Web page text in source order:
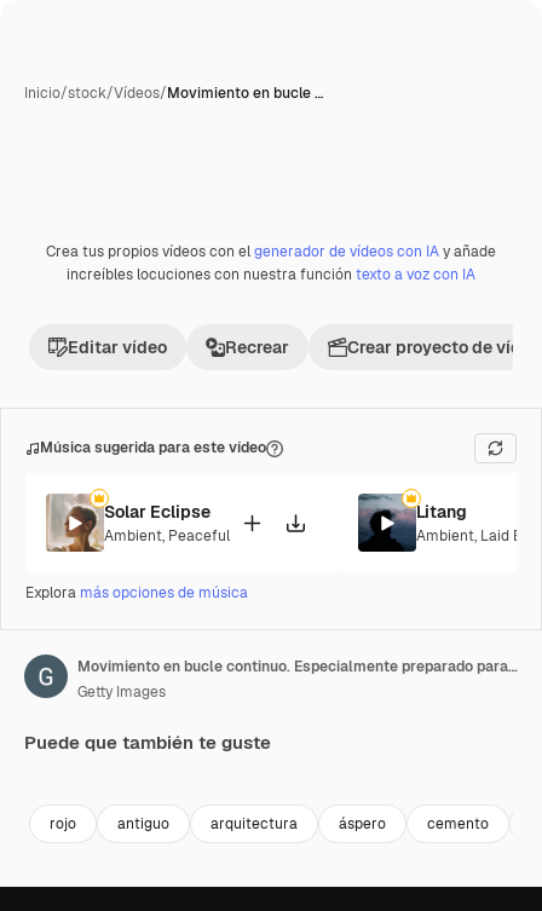
Inicio/stock/Vídeos/Movimiento en bucle …
Premium
Crea tus propios vídeos con elgenerador de vídeos con IAy añade
increíbles locuciones con nuestra función texto a voz con IA
Editar vídeo Recrear Crear proyecto de vídeo
Música sugerida para este vídeo
Solar Eclipse
Ambient, Peaceful
Litang
Ambient, Laid
Explora más opciones de música
Movimiento en bucle continuo. Especialmente preparado para rellenar el fondo con un patrón de ladrillos sin uniones. Ladrillos antiguos de arcilla cocida.
Getty Images
Puede que también te guste
rojo antiguo arquitectura áspero cemento